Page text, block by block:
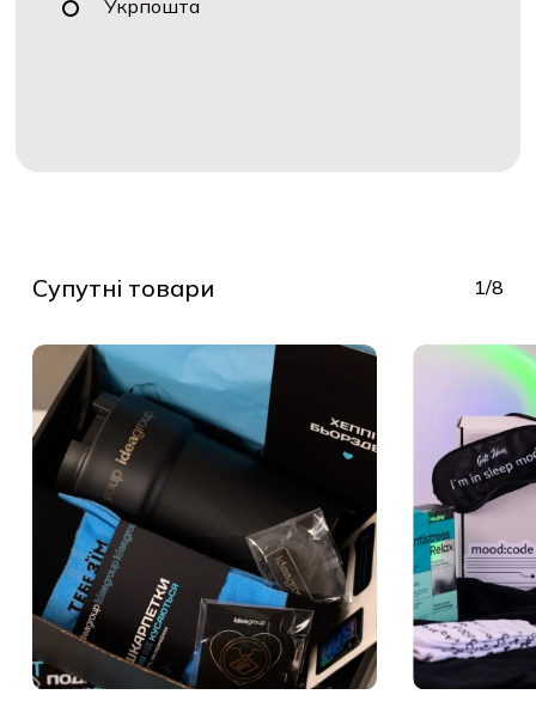
Укрпошта
Супутні товари 1/8